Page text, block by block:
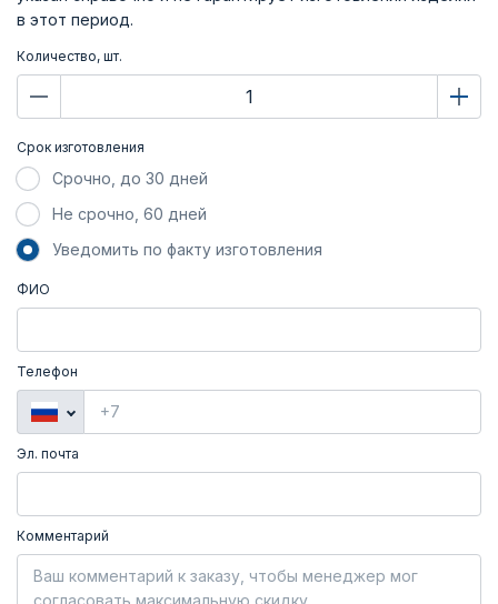
в этот период.
Количество, шт.
Срок изготовления
Срочно, до 30 дней
Не срочно, 60 дней
Уведомить по факту изготовления
ФИО
Телефон
Эл. почта
Комментарий